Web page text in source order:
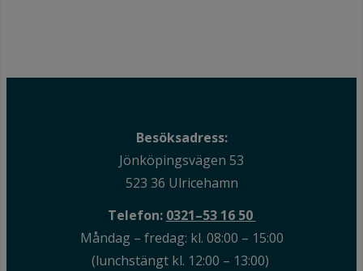
Besöksadress:
Jönköpingsvägen 53
523 36 Ulricehamn
Telefon: 0321–53 16 50
Måndag – fredag: kl. 08:00 – 15:00
(lunchstängt kl. 12:00 – 13:00)